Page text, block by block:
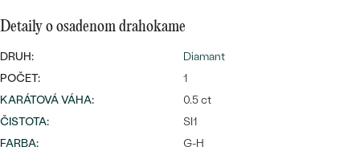
PREZRIEŤ
SYMBOLICKÉ
MINIMALISTICKÉ
PODĽA PRÍLEŽITOSTI
PODĽA FARBY
Detaily o osadenom drahokame
DRUH:
Diamant
POČET:
1
KARÁTOVÁ VÁHA:
0.5 ct
ČISTOTA:
SI1
FARBA:
G-H